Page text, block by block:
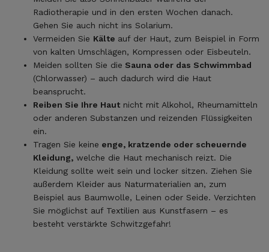
Radiotherapie und in den ersten Wochen danach.
Gehen Sie auch nicht ins Solarium.
Vermeiden Sie Kälte auf der Haut, zum Beispiel in Form
von kalten Umschlägen, Kompressen oder Eisbeuteln.
Meiden sollten Sie die Sauna oder das Schwimmbad
(Chlorwasser) – auch dadurch wird die Haut
beansprucht.
Reiben Sie Ihre Haut nicht mit Alkohol, Rheumamitteln
oder anderen Substanzen und reizenden Flüssigkeiten
ein.
Tragen Sie keine enge, kratzende oder scheuernde
Kleidung, welche die Haut mechanisch reizt. Die
Kleidung sollte weit sein und locker sitzen. Ziehen Sie
außerdem Kleider aus Naturmaterialien an, zum
Beispiel aus Baumwolle, Leinen oder Seide. Verzichten
Sie möglichst auf Textilien aus Kunstfasern – es
besteht verstärkte Schwitzgefahr!